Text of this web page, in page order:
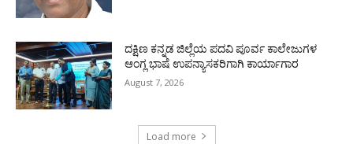
ದಕ್ಷಿಣ ಕನ್ನಡ ಜಿಲ್ಲೆಯ ಪದವಿ ಪೂರ್ವ ಕಾಲೇಜುಗಳ
ಆಂಗ್ಲ ಭಾಷೆ ಉಪನ್ಯಾಸಕರಿಗಾಗಿ ಕಾರ್ಯಾಗಾರ
August 7, 2026
Load more